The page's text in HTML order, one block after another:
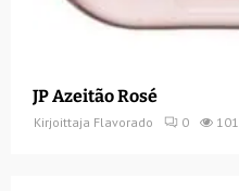
JP Azeitão Rosé
Kirjoittaja Flavorado 0 101